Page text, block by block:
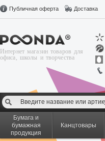
Публичная оферта Доставка
Интернет магазин товаров для
офиса, школы и творчества
Бумага и
бумажная
продукция
Канцтовары